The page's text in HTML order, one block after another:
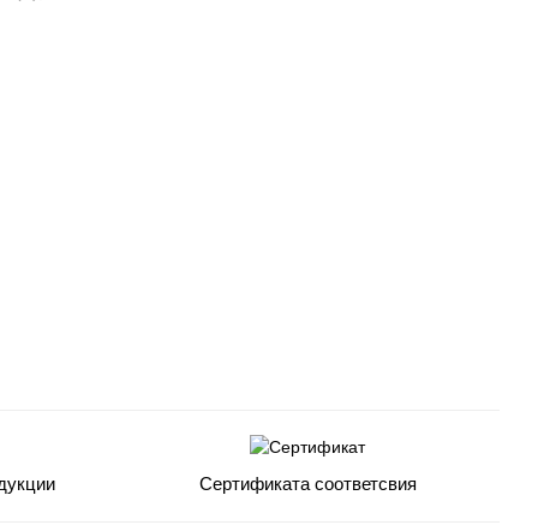
Сертификата соответсвия